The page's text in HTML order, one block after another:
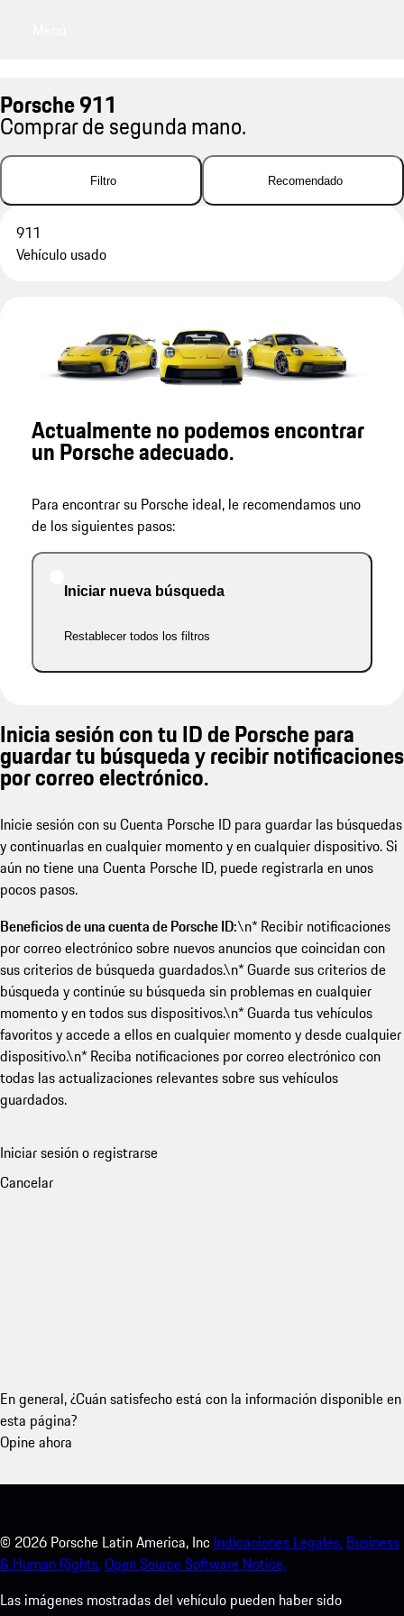
Porsche 911
Comprar de segunda mano.
Filtro Recomendado
911
Vehículo usado
Actualmente no podemos encontrar
un Porsche adecuado.
Para encontrar su Porsche ideal, le recomendamos uno
de los siguientes pasos:
Iniciar nueva búsqueda
Restablecer todos los filtros
Inicia sesión con tu ID de Porsche para
guardar tu búsqueda y recibir notificaciones
por correo electrónico.
Inicie sesión con su Cuenta Porsche ID para guardar las búsquedas
y continuarlas en cualquier momento y en cualquier dispositivo. Si
aún no tiene una Cuenta Porsche ID, puede registrarla en unos
pocos pasos.
Beneficios de una cuenta de Porsche ID:\n* Recibir notificaciones
por correo electrónico sobre nuevos anuncios que coincidan con
sus criterios de búsqueda guardados.\n* Guarde sus criterios de
búsqueda y continúe su búsqueda sin problemas en cualquier
momento y en todos sus dispositivos.\n* Guarda tus vehículos
favoritos y accede a ellos en cualquier momento y desde cualquier
dispositivo.\n* Reciba notificaciones por correo electrónico con
todas las actualizaciones relevantes sobre sus vehículos
guardados.
Iniciar sesión o registrarse
Cancelar
En general, ¿Cuán satisfecho está con la información disponible en
esta página?
Opine ahora
© 2026 Porsche Latin America, Inc Indicaciones Legales. Business
& Human Rights.Open Source Software Notice.
Las imágenes mostradas del vehículo pueden haber sido